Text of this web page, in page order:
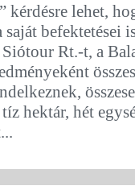
kérdésre lehet,
befektetései
Rt.-t, a
hektár, hét